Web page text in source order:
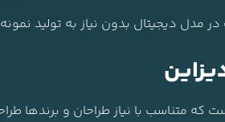
در مدل دیجیتال بدون نیاز به تولید
متناسب با نیاز طراحان و برندها